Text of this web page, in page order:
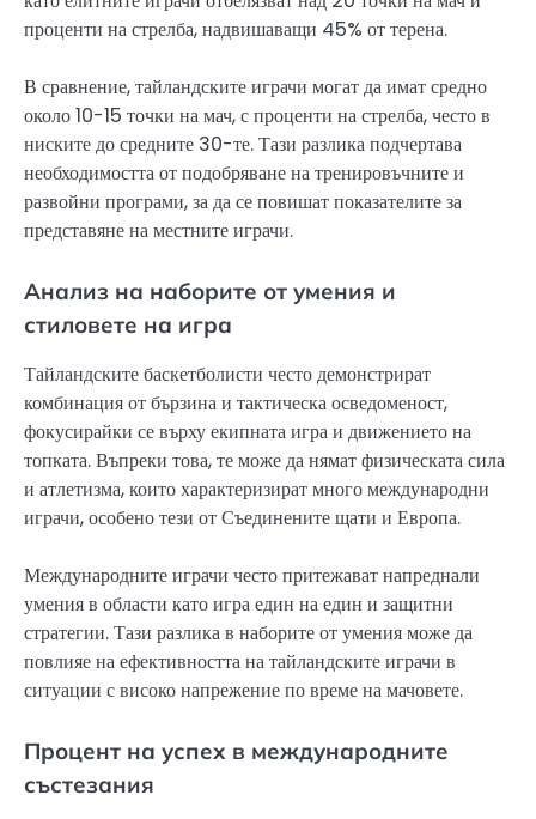
проценти на стрелба, надвишаващи 45% от терена.
В сравнение, тайландските играчи могат да имат средно
около 10-15 точки на мач, с проценти на стрелба, често в
ниските до средните 30-те. Тази разлика подчертава
необходимостта от подобряване на тренировъчните и
развойни програми, за да се повишат показателите за
представяне на местните играчи.
Анализ на наборите от умения и
стиловете на игра
Тайландските баскетболисти често демонстрират
комбинация от бързина и тактическа осведоменост,
фокусирайки се върху екипната игра и движението на
топката. Въпреки това, те може да нямат физическата сила
и атлетизма, които характеризират много международни
играчи, особено тези от Съединените щати и Европа.
Международните играчи често притежават напреднали
умения в области като игра един на един и защитни
стратегии. Тази разлика в наборите от умения може да
повлияе на ефективността на тайландските играчи в
ситуации с високо напрежение по време на мачовете.
Процент на успех в международните
състезания